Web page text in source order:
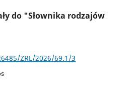
do "Słownika rodzajów
ZRL/2026/69.1/3